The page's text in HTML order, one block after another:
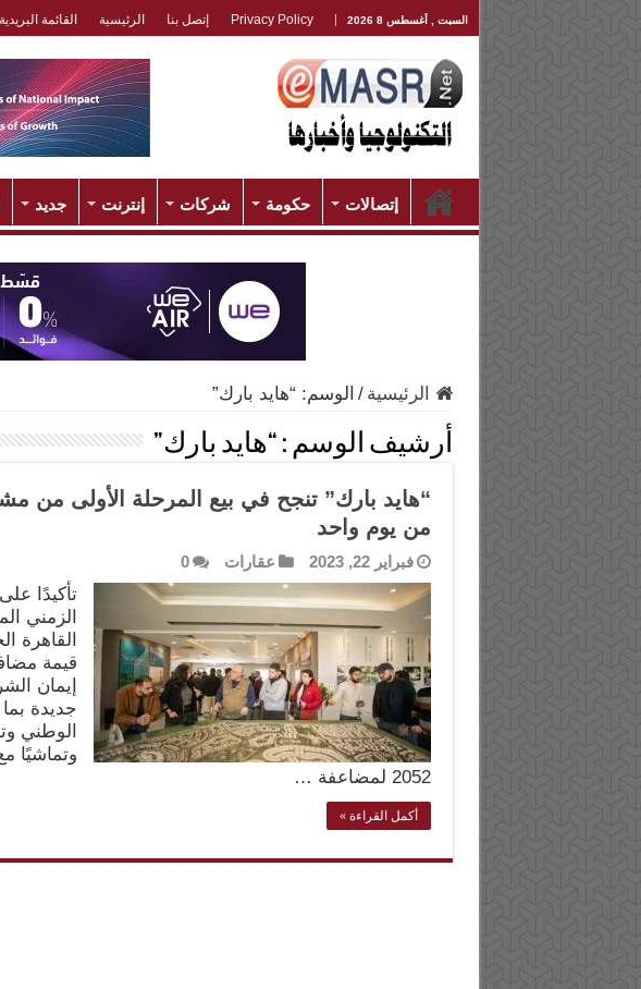
السبت , أغسطس 8 2026 Privacy Policy إتصل بنا الرئيسية القائمة البريدية
إتصالات حكومة شركات إنترنت جديد
الرئيسية / الوسم: “هايد بارك”
أرشيف الوسم : “هايد بارك”
“هايد بارك” تنجح في بيع المرحلة الأولى من
من يوم واحد
فبراير 22, 2023 عقارات 0
تأكيدًا
الزمني
القاهرة
قيمة
إيمان
جديدة
الوطني
وتماشيًا
2052 لمضاعفة …
أكمل القراءة »